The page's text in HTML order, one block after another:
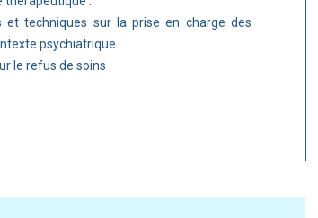
et techniques sur la prise en charge des
psychiatrique
le refus de soins